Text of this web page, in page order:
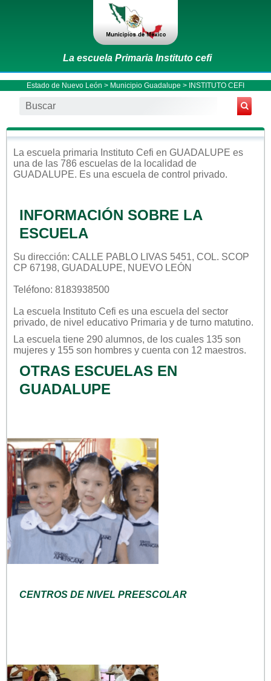
La escuela Primaria Instituto cefi
Estado de Nuevo León > Municipio Guadalupe > INSTITUTO CEFI
La escuela primaria Instituto Cefi en GUADALUPE es
una de las 786 escuelas de la localidad de
GUADALUPE. Es una escuela de control privado.
INFORMACIÓN SOBRE LA
ESCUELA
Su dirección: CALLE PABLO LIVAS 5451, COL. SCOP
CP 67198, GUADALUPE, NUEVO LEÓN
Teléfono: 8183938500
La escuela Instituto Cefi es una escuela del sector
privado, de nivel educativo Primaria y de turno matutino.
La escuela tiene 290 alumnos, de los cuales 135 son
mujeres y 155 son hombres y cuenta con 12 maestros.
OTRAS ESCUELAS EN
GUADALUPE
CENTROS DE NIVEL PREESCOLAR